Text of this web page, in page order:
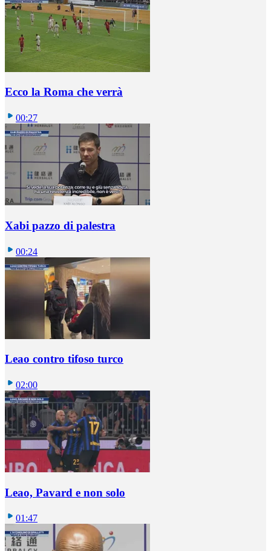
Ecco la Roma che verrà
00:27
Xabi pazzo di palestra
00:24
Leao contro tifoso turco
02:00
Leao, Pavard e non solo
01:47